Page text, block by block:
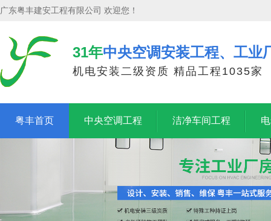
广东粤丰建安工程有限公司 欢迎您！
31年中央空调安装工程、工业
机电安装二级资质 精品工程1035家
粤丰首页 中央空调工程 洁净车间工程